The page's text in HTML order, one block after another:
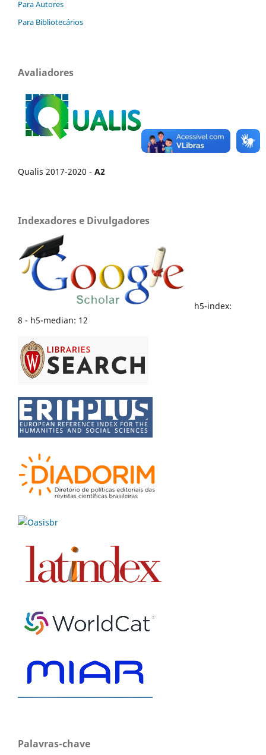
Para Autores
Para Bibliotecários
Avaliadores
Qualis 2017-2020 - A2
Indexadores e Divulgadores
h5-index:
8 - h5-median: 12
Palavras-chave